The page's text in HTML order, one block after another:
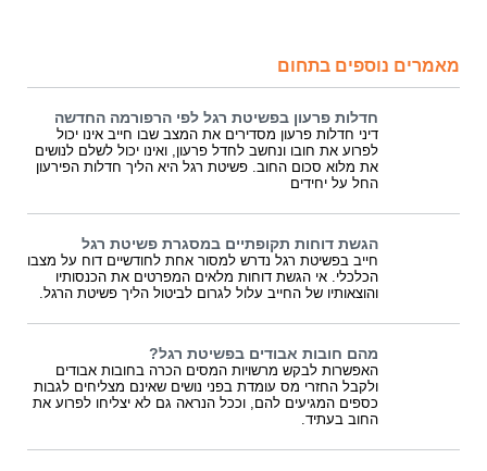
מאמרים נוספים בתחום
חדלות פרעון בפשיטת רגל לפי הרפורמה החדשה
דיני חדלות פרעון מסדירים את המצב שבו חייב אינו יכול
לפרוע את חובו ונחשב לחדל פרעון, ואינו יכול לשלם לנושים
את מלוא סכום החוב. פשיטת רגל היא הליך חדלות הפירעון
החל על יחידים
הגשת דוחות תקופתיים במסגרת פשיטת רגל
חייב בפשיטת רגל נדרש למסור אחת לחודשיים דוח על מצבו
הכלכלי. אי הגשת דוחות מלאים המפרטים את הכנסותיו
והוצאותיו של החייב עלול לגרום לביטול הליך פשיטת הרגל.
מהם חובות אבודים בפשיטת רגל?
האפשרות לבקש מרשויות המסים הכרה בחובות אבודים
ולקבל החזרי מס עומדת בפני נושים שאינם מצליחים לגבות
כספים המגיעים להם, וככל הנראה גם לא יצליחו לפרוע את
החוב בעתיד.